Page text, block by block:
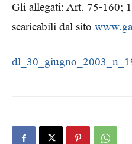
Gli allegati: Art. 75-160;
scaricabili dal sito